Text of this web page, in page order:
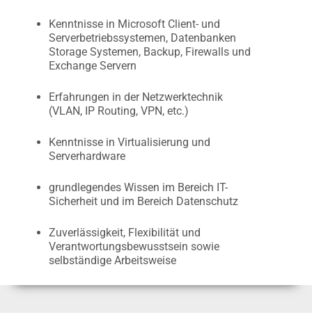
Kenntnisse in Microsoft Client- und
Serverbetriebssystemen, Datenbanken
Storage Systemen, Backup, Firewalls und
Exchange Servern
Erfahrungen in der Netzwerktechnik
(VLAN, IP Routing, VPN, etc.)
Kenntnisse in Virtualisierung und
Serverhardware
grundlegendes Wissen im Bereich IT-
Sicherheit und im Bereich Datenschutz
Zuverlässigkeit, Flexibilität und
Verantwortungsbewusstsein sowie
selbständige Arbeitsweise